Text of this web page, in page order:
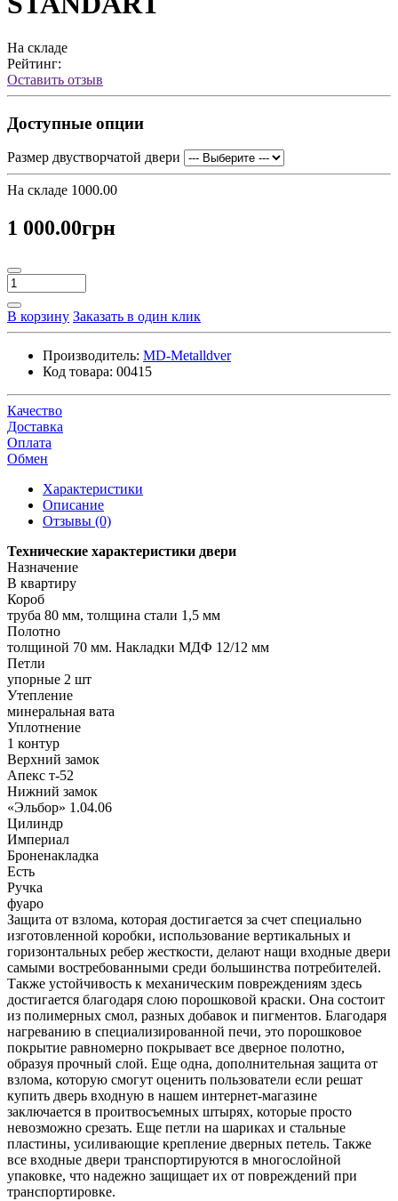
На складе
Рейтинг:
Оставить отзыв
Доступные опции
Размер двустворчатой двери
На складе 1000.00
1 000.00грн
В корзину Заказать в один клик
Производитель: MD-Metalldver
Код товара: 00415
Качество
Доставка
Оплата
Обмен
Характеристики
Описание
Отзывы (0)
Технические характеристики двери
Назначение
В квартиру
Короб
труба 80 мм, толщина стали 1,5 мм
Полотно
толщиной 70 мм. Накладки МДФ 12/12 мм
Петли
упорные 2 шт
Утепление
минеральная вата
Уплотнение
1 контур
Верхний замок
Апекс т-52
Нижний замок
«Эльбор» 1.04.06
Цилиндр
Империал
Броненакладка
Есть
Ручка
фуаро
Защита от взлома, которая достигается за счет специально
изготовленной коробки, использование вертикальных и
горизонтальных ребер жесткости, делают нащи входные двери
самыми востребованными среди большинства потребителей.
Также устойчивость к механическим повреждениям здесь
достигается благодаря слою порошковой краски. Она состоит
из полимерных смол, разных добавок и пигментов. Благодаря
нагреванию в специализированной печи, это порошковое
покрытие равномерно покрывает все дверное полотно,
образуя прочный слой. Еще одна, дополнительная защита от
взлома, которую смогут оценить пользователи если решат
купить дверь входную в нашем интернет-магазине
заключается в проитвосъемных штырях, которые просто
невозможно срезать. Еще петли на шариках и стальные
пластины, усиливающие крепление дверных петель. Также
все входные двери транспортируются в многослойной
упаковке, что надежно защищает их от повреждений при
транспортировке.